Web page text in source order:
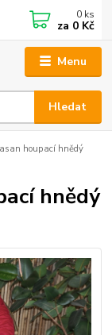
Menu
Hledat
0 ks
za 0 Kč
houpací hnědý
hnědý